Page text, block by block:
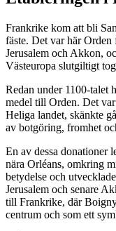
Frankrike kom att bli
fäste. Det var här
Jerusalem och Akkon,
Västeuropa slutgiltigt
Redan under 1100-talet
medel till Orden. Det
Heliga landet, skänkte
av botgöring, fromhet
En av dessa donationer
nära Orléans, omkring
betydelse och
Jerusalem och senare
till Frankrike, där
centrum och som ett